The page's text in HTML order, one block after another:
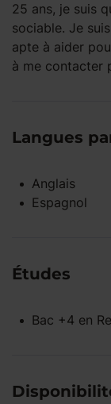
25 ans, je suis
sociable. Je
apte à aider
à me contacter
Langues
Anglais
Espagnol
Études
Bac +4 en